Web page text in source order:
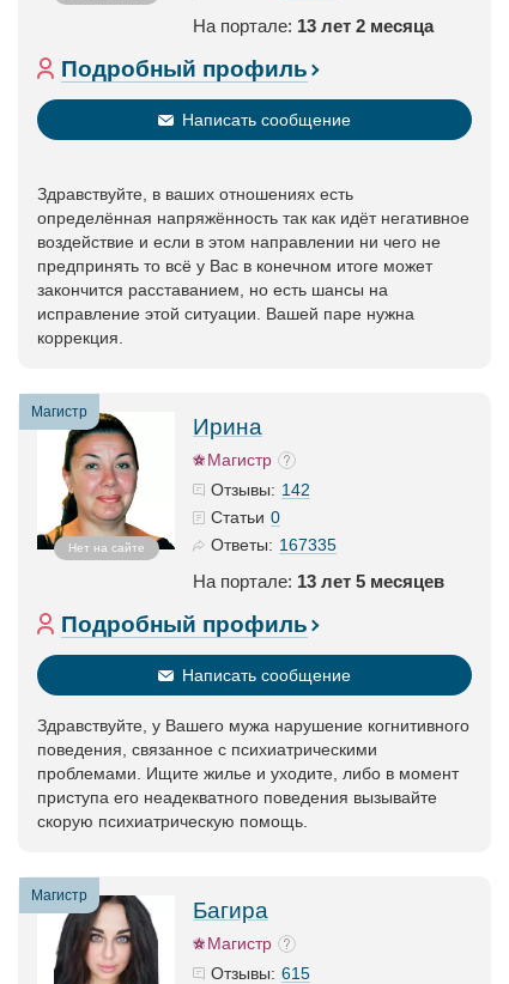
На портале: 13 лет 2 месяца
Подробный профиль
Написать сообщение
Здравствуйте, в ваших отношениях есть
определённая напряжённость так как идёт негативное
воздействие и если в этом направлении ни чего не
предпринять то всё у Вас в конечном итоге может
закончится расставанием, но есть шансы на
исправление этой ситуации. Вашей паре нужна
коррекция.
Магистр
Нет на сайте
Ирина
Магистр
Отзывы: 142
Статьи 0
Ответы: 167335
На портале: 13 лет 5 месяцев
Подробный профиль
Написать сообщение
Здравствуйте, у Вашего мужа нарушение когнитивного
поведения, связанное с психиатрическими
проблемами. Ищите жилье и уходите, либо в момент
приступа его неадекватного поведения вызывайте
скорую психиатрическую помощь.
Магистр
Багира
Магистр
Отзывы: 615